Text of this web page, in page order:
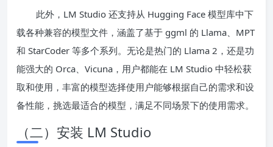
此外，LM Studio 还支持从 Hugging Face 模型库中下
载各种兼容的模型文件，涵盖了基于 ggml 的 Llama、MPT
和 StarCoder 等多个系列。无论是热门的 Llama 2，还是功
能强大的 Orca、Vicuna，用户都能在 LM Studio 中轻松获
取和使用，丰富的模型选择使用户能够根据自己的需求和设
备性能，挑选最适合的模型，满足不同场景下的使用需求。
（二）安装 LM Studio